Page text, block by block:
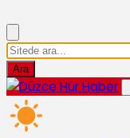
Ara